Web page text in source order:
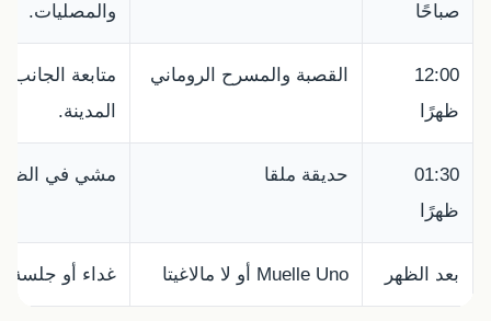
صباحًا
والمصليات.
12:00
ظهرًا
القصبة والمسرح الروماني
متابعة الجانب
المدينة.
01:30
ظهرًا
حديقة ملقا مشي في الظل
بعد الظهر Muelle Uno أو لا مالاغيتا غداء أو جلسة